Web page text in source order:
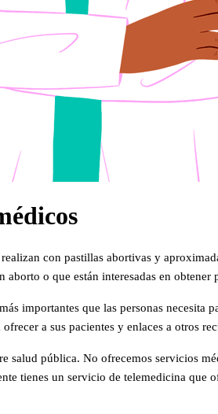
con pastillas abortivas y
aborto o que están interesadas en
importantes que las personas
a sus pacientes y enlaces a otros
salud pública. No ofrecemos servicios
tienes un servicio de telemedicina